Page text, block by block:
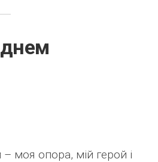
днем
моя опора, мій герой і